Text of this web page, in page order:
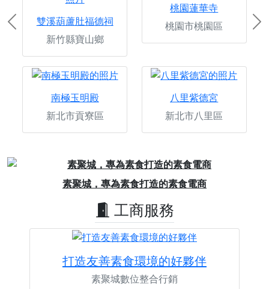
雙溪葫蘆肚福德祠
新竹縣寶山鄉
桃園蓮華寺
桃園市桃園區
南極玉明殿
新北市貢寮區
八里紫德宮
新北市八里區
Previous
素聚城，專為素食打造的素食電商
Previous
工商服務
打造友善素食環境的好夥伴
素聚城數位整合行銷